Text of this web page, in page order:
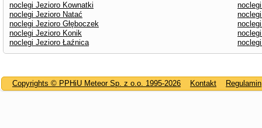
noclegi Jezioro Kownatki
noclegi Jezioro Natać
noclegi Jezioro Głęboczek
noclegi Jezioro Konik
noclegi Jezioro Łaźnica
Copyrights © PPHiU Meteor Sp. z o.o. 1995-2026 Kontakt Regulamin